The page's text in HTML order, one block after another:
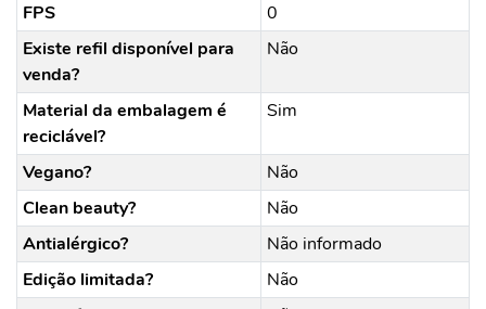
FPS
0
Existe refil disponível para
venda?
Não
Material da embalagem é
reciclável?
Sim
Vegano?
Não
Clean beauty?
Não
Antialérgico?
Não informado
Edição limitada?
Não